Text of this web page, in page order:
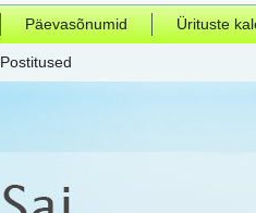
Päevasõnumid Ürituste
Postitused